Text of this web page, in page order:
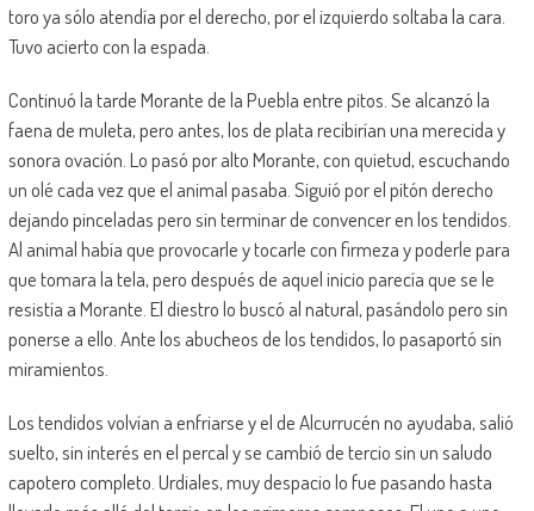
toro ya sólo atendía por el derecho, por el izquierdo soltaba la cara.
Tuvo acierto con la espada.
Continuó la tarde Morante de la Puebla entre pitos. Se alcanzó la
faena de muleta, pero antes, los de plata recibirían una merecida y
sonora ovación. Lo pasó por alto Morante, con quietud, escuchando
un olé cada vez que el animal pasaba. Siguió por el pitón derecho
dejando pinceladas pero sin terminar de convencer en los tendidos.
Al animal había que provocarle y tocarle con firmeza y poderle para
que tomara la tela, pero después de aquel inicio parecía que se le
resistía a Morante. El diestro lo buscó al natural, pasándolo pero sin
ponerse a ello. Ante los abucheos de los tendidos, lo pasaportó sin
miramientos.
Los tendidos volvían a enfriarse y el de Alcurrucén no ayudaba, salió
suelto, sin interés en el percal y se cambió de tercio sin un saludo
capotero completo. Urdiales, muy despacio lo fue pasando hasta